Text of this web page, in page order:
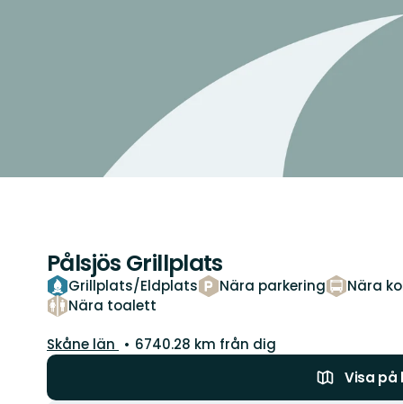
Pålsjös Grillplats
Grillplats/Eldplats Nära parkering
Nära
Nära toalett
Län:
Skåne län
6740.28 km från dig
Visa på